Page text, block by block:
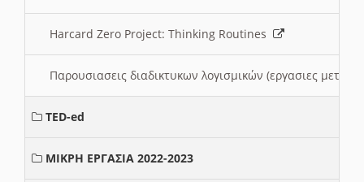
Harcard Zero Project: Thinking Routines
Παρουσιασεις διαδικτυκων λογισμικών (εργασιες
TED-ed
ΜΙΚΡΗ ΕΡΓΑΣΙΑ 2022-2023